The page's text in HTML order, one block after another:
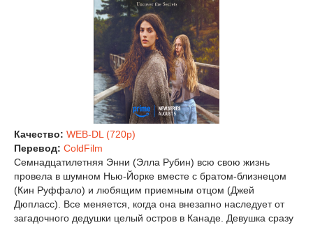
Качество: WEB-DL (720p)
Перевод: ColdFilm
Семнадцатилетняя Энни (Элла Рубин) всю свою жизнь
провела в шумном Нью-Йорке вместе с братом-близнецом
(Кин Руффало) и любящим приемным отцом (Джей
Дюпласс). Все меняется, когда она внезапно наследует от
загадочного дедушки целый остров в Канаде. Девушка сразу